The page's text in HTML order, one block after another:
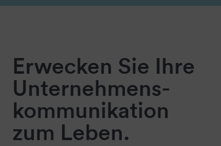
Erwecken Sie Ihre
Unternehmens-
kommunikation
zum Leben.